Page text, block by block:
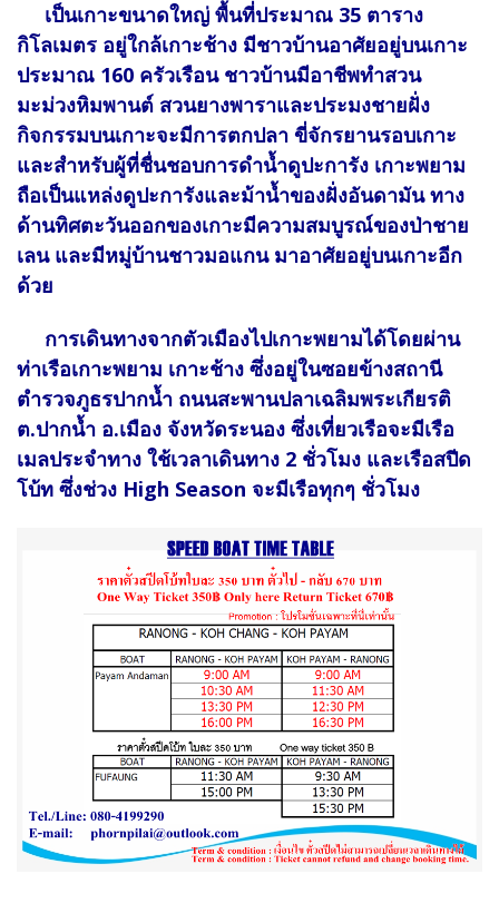
เป็นเกาะขนาดใหญ่ พื้นที่ประมาณ 35 ตาราง
กิโลเมตร อยู่ใกล้เกาะช้าง มีชาวบ้านอาศัยอยู่บนเกาะ
ประมาณ 160 ครัวเรือน ชาวบ้านมีอาชีพทำสวน
มะม่วงหิมพานต์ สวนยางพาราและประมงชายฝั่ง
กิจกรรมบนเกาะจะมีการตกปลา ขี่จักรยานรอบเกาะ
และสำหรับผู้ที่ชื่นชอบการดำน้ำดูปะการัง เกาะพยาม
ถือเป็นแหล่งดูปะการังและม้าน้ำของฝั่งอันดามัน ทาง
ด้านทิศตะวันออกของเกาะมีความสมบูรณ์ของป่าชาย
เลน และมีหมู่บ้านชาวมอแกน มาอาศัยอยู่บนเกาะอีก
ด้วย
การเดินทางจากตัวเมืองไปเกาะพยามได้โดยผ่าน
ท่าเรือเกาะพยาม เกาะช้าง ซึ่งอยู่ในซอยข้างสถานี
ตำรวจภูธรปากน้ำ ถนนสะพานปลาเฉลิมพระเกียรติ
ต.ปากน้ำ อ.เมือง จังหวัดระนอง ซึ่งเที่ยวเรือจะมีเรือ
เมลประจำทาง ใช้เวลาเดินทาง 2 ชั่วโมง และเรือสปีด
โบ้ท ซึ่งช่วง High Season จะมีเรือทุกๆ ชั่วโมง